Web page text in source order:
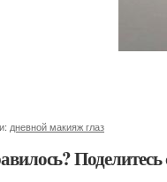
дневной макияж глаз
Поделитесь